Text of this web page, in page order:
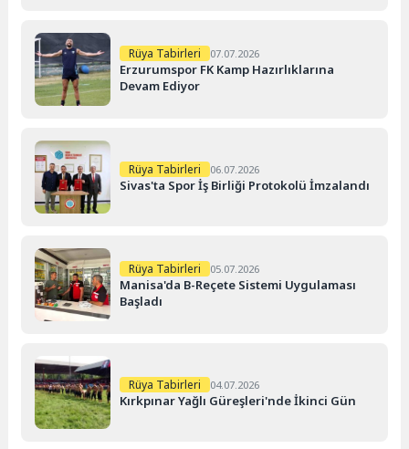
Rüya Tabirleri 07.07.2026
Erzurumspor FK Kamp Hazırlıklarına
Devam Ediyor
Rüya Tabirleri 06.07.2026
Sivas'ta Spor İş Birliği Protokolü İmzalandı
Rüya Tabirleri 05.07.2026
Manisa'da B-Reçete Sistemi Uygulaması
Başladı
Rüya Tabirleri 04.07.2026
Kırkpınar Yağlı Güreşleri'nde İkinci Gün